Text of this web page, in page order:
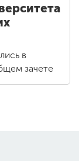
в
зачете